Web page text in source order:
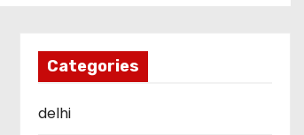
Categories
delhi